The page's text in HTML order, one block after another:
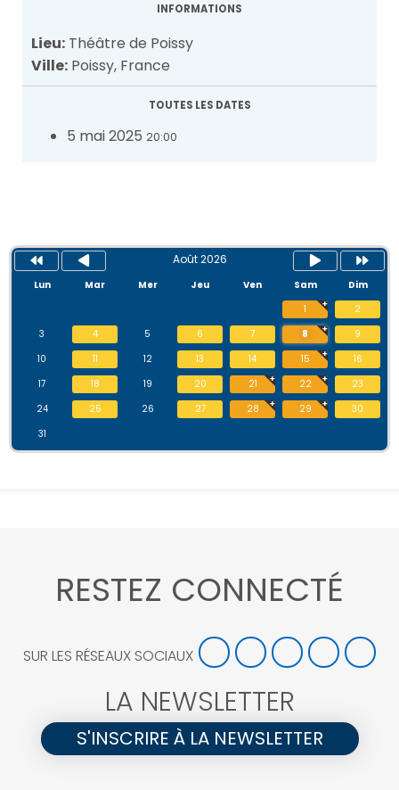
INFORMATIONS
Lieu: Théâtre de Poissy
Ville: Poissy, France
TOUTES LES DATES
5 mai 2025 20:00
Août 2026
Lun Mar Mer Jeu Ven Sam
Dim
1
2
3
4 5 6 7 8
9
10
11 12 13 14 15
16
17
18 19 20 21 22
23
24
25 26 27 28 29
30
31
RESTEZ CONNECTÉ
SUR LES RÉSEAUX SOCIAUX
LA NEWSLETTER
S'INSCRIRE À LA NEWSLETTER